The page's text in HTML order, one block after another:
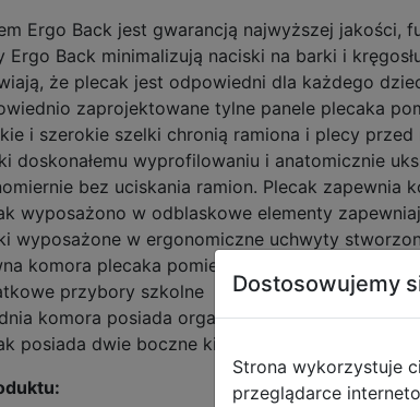
Ergo Back jest gwarancją najwyższej jakości,
Ergo Back minimalizują naciski na barki i
że plecak jest odpowiedni dla każdego
zaprojektowane tylne panele plecaka
i szerokie szelki chronią ramiona i plecy przed
doskonałemu wyprofilowaniu i anatomicznie
bez uciskania ramion. Plecak
wyposażono w odblaskowe elementy
wyposażone w ergonomiczne uchwyty
komora plecaka pomieści kilka zeszytów i
przybory szkolne
komora posiada organizer z brelokiem na
posiada dwie boczne kieszonki ze
Dostosowujemy
Strona wykorzystuje
przeglądarce